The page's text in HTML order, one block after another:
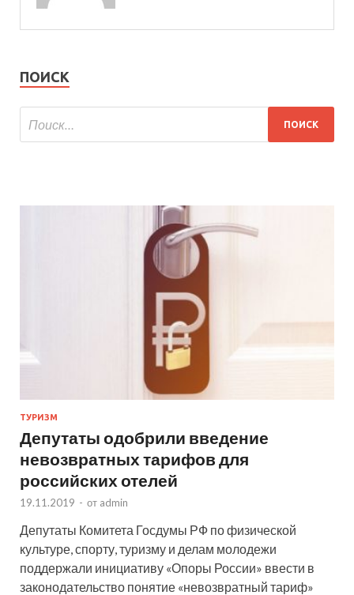
ПОИСК
ТУРИЗМ
Депутаты одобрили введение
невозвратных тарифов для
российских отелей
19.11.2019 - от admin
Депутаты Комитета Госдумы РФ по физической
культуре, спорту, туризму и делам молодежи
поддержали инициативу «Опоры России» ввести в
законодательство понятие «невозвратный тариф»